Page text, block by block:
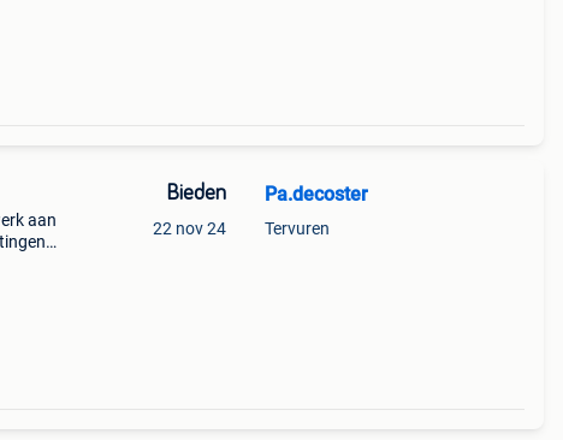
aan
Bieden
22 nov 24
Pa.decoster
Tervuren